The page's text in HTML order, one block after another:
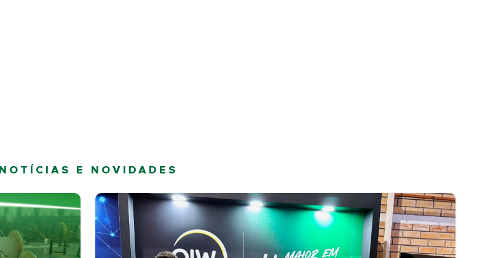
NOTÍCIAS E NOVIDADES